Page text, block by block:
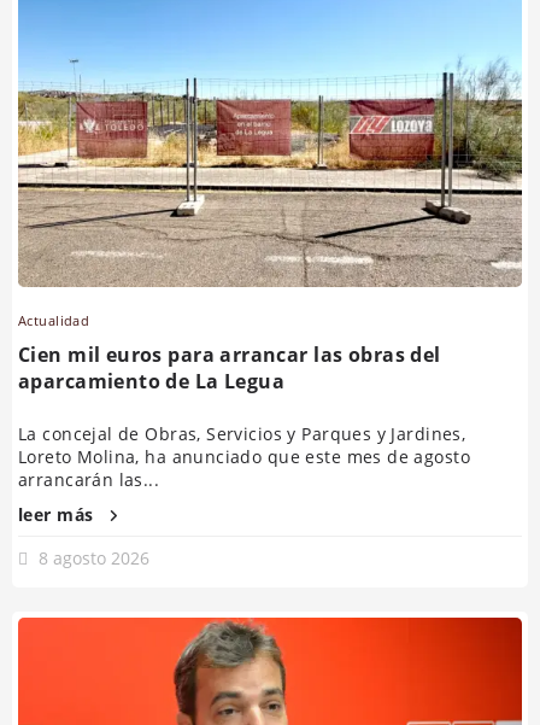
Actualidad
Cien mil euros para arrancar las obras del
aparcamiento de La Legua
La concejal de Obras, Servicios y Parques y Jardines,
Loreto Molina, ha anunciado que este mes de agosto
arrancarán las...
leer más
8 agosto 2026